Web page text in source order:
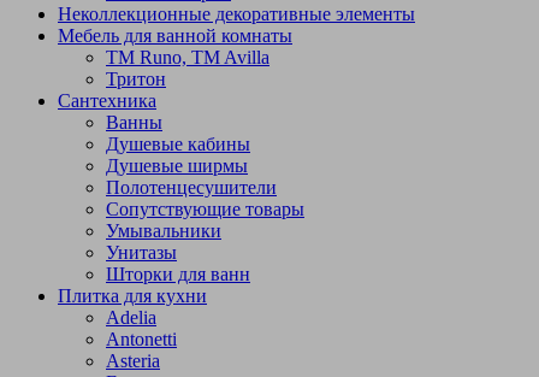
Неколлекционные декоративные элементы
Мебель для ванной комнаты
TM Runo, TM Avilla
Тритон
Сантехника
Ванны
Душевые кабины
Душевые ширмы
Полотенцесушители
Сопутствующие товары
Умывальники
Унитазы
Шторки для ванн
Плитка для кухни
Adelia
Antonetti
Asteria